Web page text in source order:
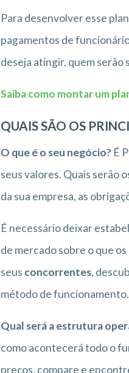
Para desenvolver esse
pagamentos de
deseja atingir, quem serão
Saiba como montar um
QUAIS SÃO OS
O que é o seu negócio?É
seus valores. Quais serão
da sua empresa, as
É necessário deixar
de mercado sobre o que
seus concorrentes,
método de funcionamento.
Qual será a estrutura
como acontecerá todo o
preços, compare e